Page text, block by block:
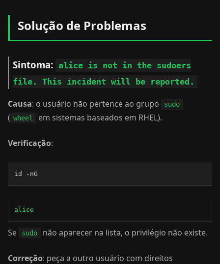
Solução de Problemas
Sintoma: alice is not in the sudoers
file. This incident will be reported.
Causa: o usuário não pertence ao grupo sudo
( wheel em sistemas baseados em RHEL).
Verificação:
id -nG
alice
Se sudo não aparecer na lista, o privilégio não existe.
Correção: peça a outro usuário com direitos